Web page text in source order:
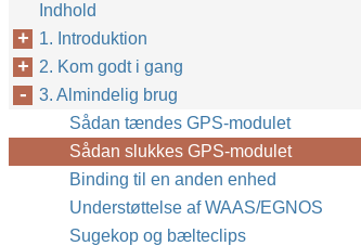
Indhold
1. Introduktion
2. Kom godt i gang
3. Almindelig brug
Sådan tændes GPS-modulet
Sådan slukkes GPS-modulet
Binding til en anden enhed
Understøttelse af WAAS/EGNOS
Sugekop og bælteclips